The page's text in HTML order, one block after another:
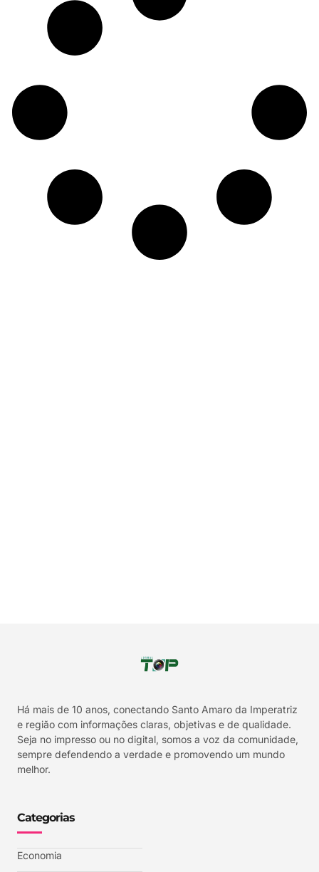
Há mais de 10 anos, conectando Santo Amaro da Imperatriz
e região com informações claras, objetivas e de qualidade.
Seja no impresso ou no digital, somos a voz da comunidade,
sempre defendendo a verdade e promovendo um mundo
melhor.
Categorias
Economia